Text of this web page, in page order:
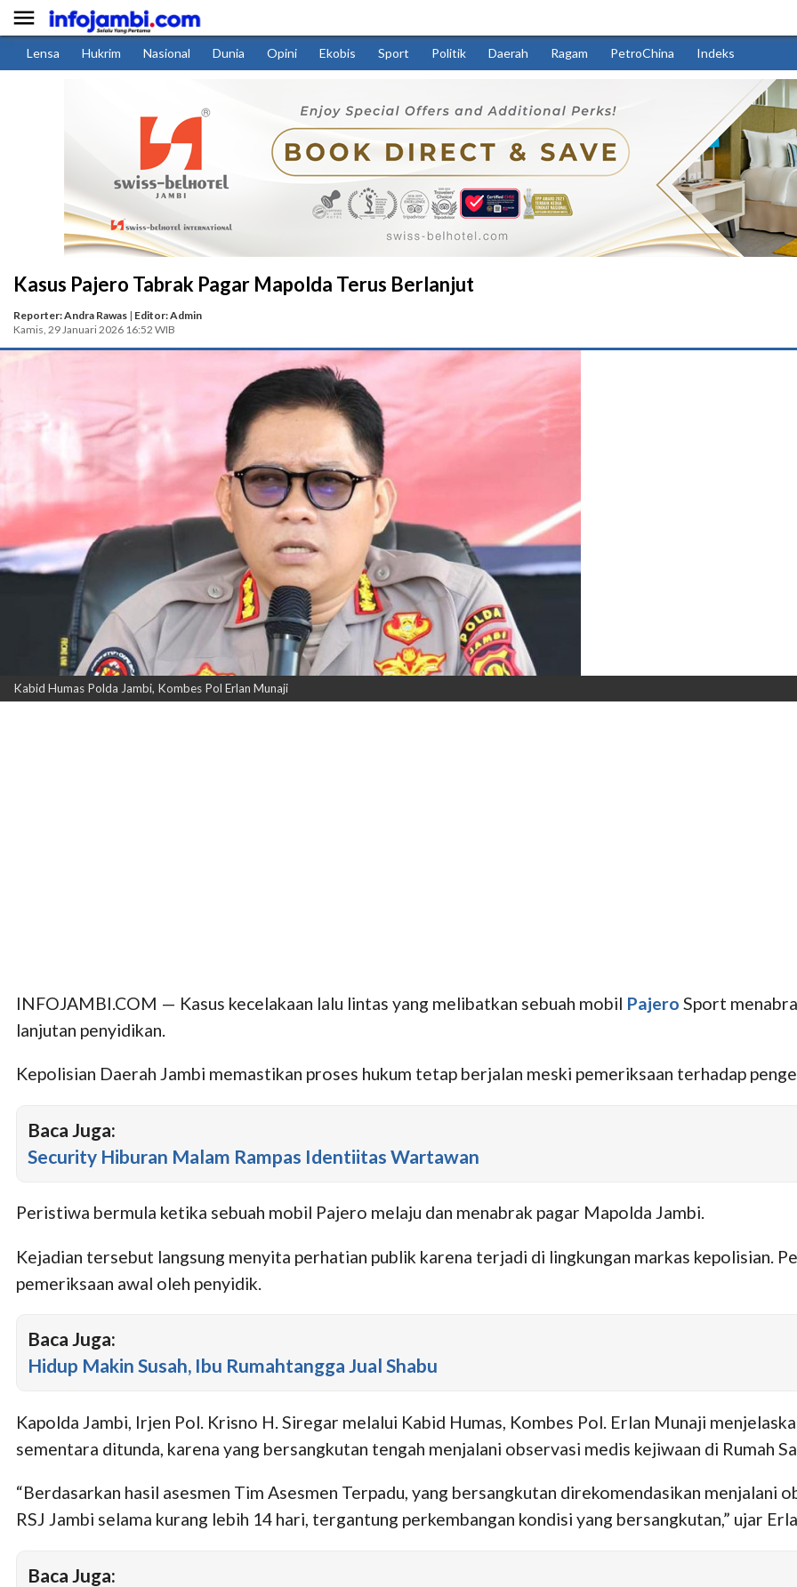

Lensa Hukrim Nasional Dunia Opini Ekobis Sport Politik Daerah Ragam PetroChina Indeks
Kasus Pajero Tabrak Pagar Mapolda Terus Berlanjut
Reporter: Andra Rawas | Editor: Admin
Kamis, 29 Januari 2026 16:52 WIB
Kabid Humas Polda Jambi, Kombes Pol Erlan Munaji
INFOJAMBI.COM — Kasus kecelakaan lalu lintas yang melibatkan sebuah mobil Pajero Sport
lanjutan penyidikan.
Kepolisian Daerah Jambi memastikan proses hukum tetap berjalan meski pemeriksaan terhadap
Baca Juga:
Security Hiburan Malam Rampas Identiitas Wartawan
Peristiwa bermula ketika sebuah mobil Pajero melaju dan menabrak pagar Mapolda Jambi.
Kejadian tersebut langsung menyita perhatian publik karena terjadi di lingkungan markas kepolisian.
pemeriksaan awal oleh penyidik.
Baca Juga:
Hidup Makin Susah, Ibu Rumahtangga Jual Shabu
Kapolda Jambi, Irjen Pol. Krisno H. Siregar melalui Kabid Humas, Kombes Pol. Erlan Munaji
sementara ditunda, karena yang bersangkutan tengah menjalani observasi medis kejiwaan di Rumah
“Berdasarkan hasil asesmen Tim Asesmen Terpadu, yang bersangkutan direkomendasikan menjalani
RSJ Jambi selama kurang lebih 14 hari, tergantung perkembangan kondisi yang bersangkutan,” ujar
Baca Juga: